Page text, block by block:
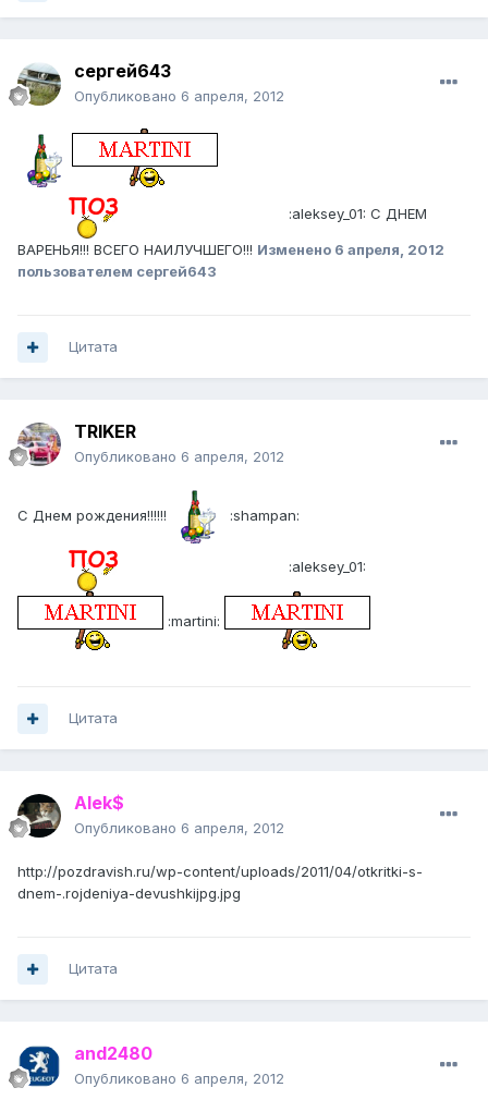
сергей643
Опубликовано 6 апреля, 2012
:aleksey_01: С ДНЕМ
ВАРЕНЬЯ!!! ВСЕГО НАИЛУЧШЕГО!!! Изменено 6 апреля, 2012
пользователем сергей643
Цитата
TRIKER
Опубликовано 6 апреля, 2012
С Днем рождения!!!!!! :shampan:
:aleksey_01:
:martini:
Цитата
Alek$
Опубликовано 6 апреля, 2012
http://pozdravish.ru/wp-content/uploads/2011/04/otkritki-s-
dnem-.rojdeniya-devushkijpg.jpg
Цитата
and2480
Опубликовано 6 апреля, 2012